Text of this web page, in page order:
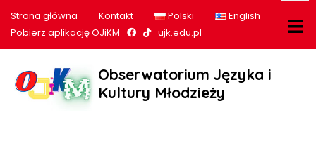
Strona główna Kontakt Polski
English
Pobierz aplikację OJiKM
Nasz profil na Facebook
Nasz profil na tiktok
ujk.edu.pl
Obserwatorium Języka i
Kultury Młodzieży